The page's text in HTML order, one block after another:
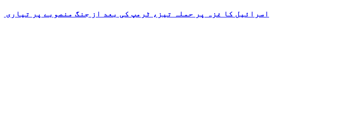
اسرائیل کا غزہ پر حملہ تیز، ٹرمپ کی بعد از جنگ منصوبے پر تیاری